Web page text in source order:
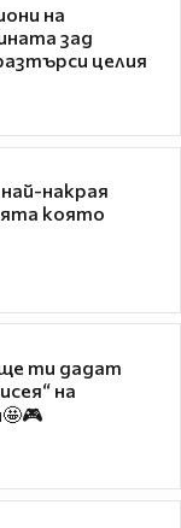
на
зад
целия
накрая
която
ти дадат
на